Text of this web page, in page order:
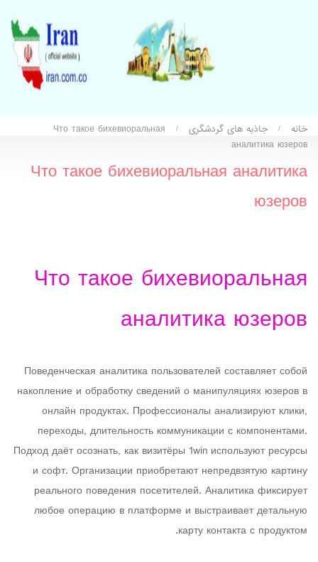
خانه / جاذبه های گردشگری /
Что такое бихевиоральная
аналитика юзеров
Что такое бихевиоральная аналитика
юзеров
Что такое бихевиоральная
аналитика юзеров
Поведенческая аналитика пользователей составляет собой
накопление и обработку сведений о манипуляциях юзеров в
онлайн продуктах. Профессионалы анализируют клики,
переходы, длительность коммуникации с компонентами.
Подход даёт осознать, как визитёры 1win используют ресурсы
и софт. Организации приобретают непредвзятую картину
реального поведения посетителей. Аналитика фиксирует
любое операцию в платформе и выстраивает детальную
карту контакта с продуктом.